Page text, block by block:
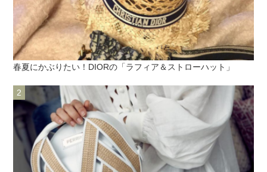
春夏にかぶりたい！DIORの「ラフィア＆ストローハット」